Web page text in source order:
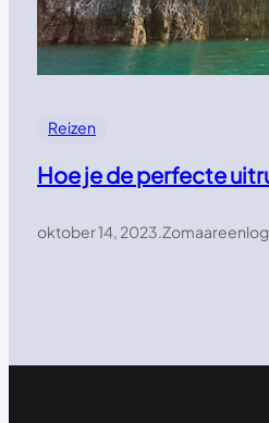
Reizen
Hoe je de perfecte
oktober 14, 2023.